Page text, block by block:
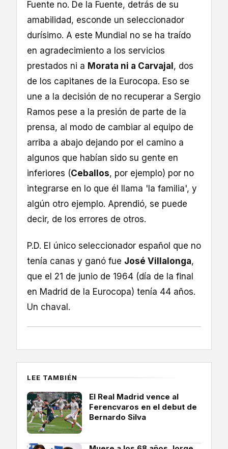
Fuente no. De la Fuente, detrás de su
amabilidad, esconde un seleccionador
durísimo. A este Mundial no se ha traído
en agradecimiento a los servicios
prestados ni a Morata ni a Carvajal , dos
de los capitanes de la Eurocopa. Eso se
une a la decisión de no recuperar a Sergio
Ramos pese a la presión de parte de la
prensa, al modo de cambiar al equipo de
arriba a abajo dejando por el camino a
algunos que habían sido su gente en
inferiores (Ceballos, por ejemplo) por no
integrarse en lo que él llama 'la familia', y
algún otro ejemplo. Aprendió, se puede
decir, de los errores de otros.
P.D. El único seleccionador español que no
tenía canas y ganó fue José Villalonga,
que el 21 de junio de 1964 (día de la final
en Madrid de la Eurocopa) tenía 44 años.
Un chaval.
LEE TAMBIÉN
El Real Madrid vence al
Ferencvaros en el debut de
Bernardo Silva